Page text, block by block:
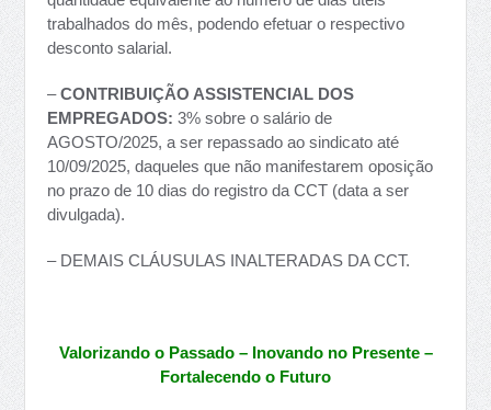
trabalhados do mês, podendo efetuar o respectivo
desconto salarial.
–CONTRIBUIÇÃO ASSISTENCIAL DOS
EMPREGADOS: 3% sobre o salário de
AGOSTO/2025, a ser repassado ao sindicato até
10/09/2025, daqueles que não manifestarem oposição
no prazo de 10 dias do registro da CCT (data a ser
divulgada).
– DEMAIS CLÁUSULAS INALTERADAS DA CCT.
Valorizando o Passado – Inovando no Presente –
Fortalecendo o Futuro